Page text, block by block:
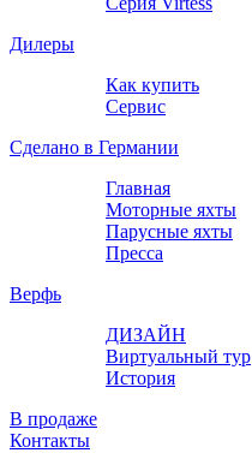
Дилеры
Как купить
Сервис
Сделано в Германии
Главная
Моторные яхты
Парусные яхты
Пресса
Верфь
ДИЗАЙН
Виртуальный тур
История
В продаже
Контакты